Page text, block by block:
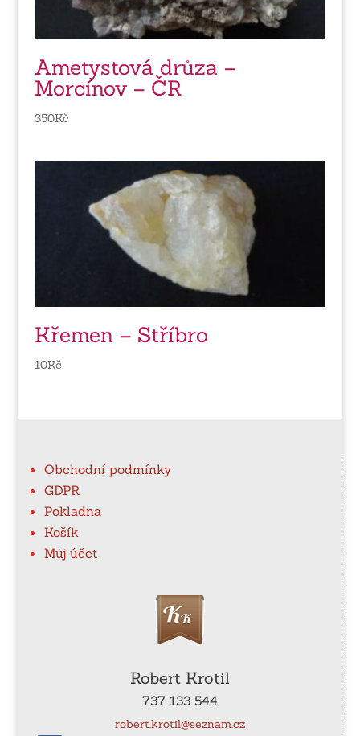
Ametystová drůza –
Morcínov – ČR
350Kč
Křemen – Stříbro
10Kč
Obchodní podmínky
GDPR
Pokladna
Košík
Můj účet
Robert Krotil
737 133 544
robert.krotil@seznam.cz